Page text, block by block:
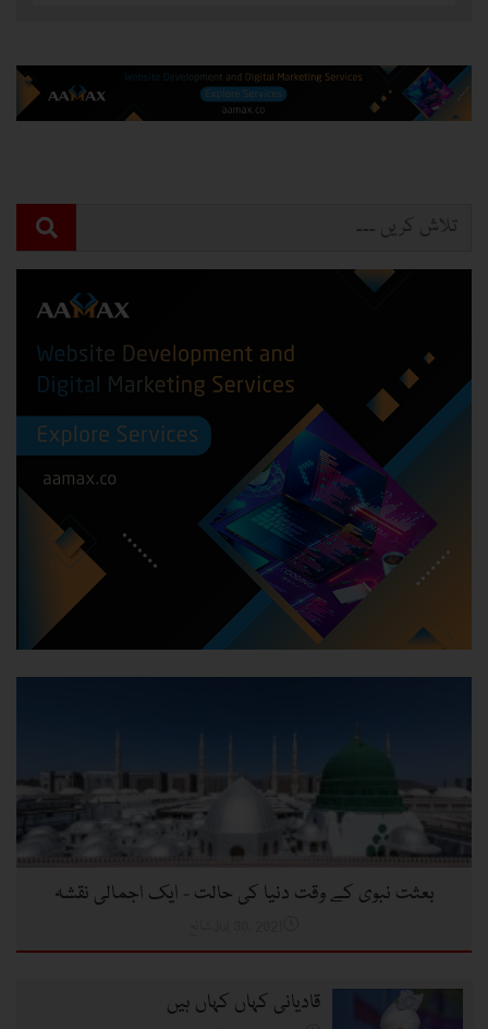
بعثت نبوی کے وقت دنیا کی حالت - ایک اجمالی نقشہ
قادیانی کہاں کہاں ہیں